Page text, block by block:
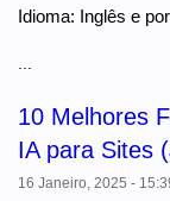
Idioma: Inglês e
10 Melhores
IA para Sites
16 Janeiro, 2025 -